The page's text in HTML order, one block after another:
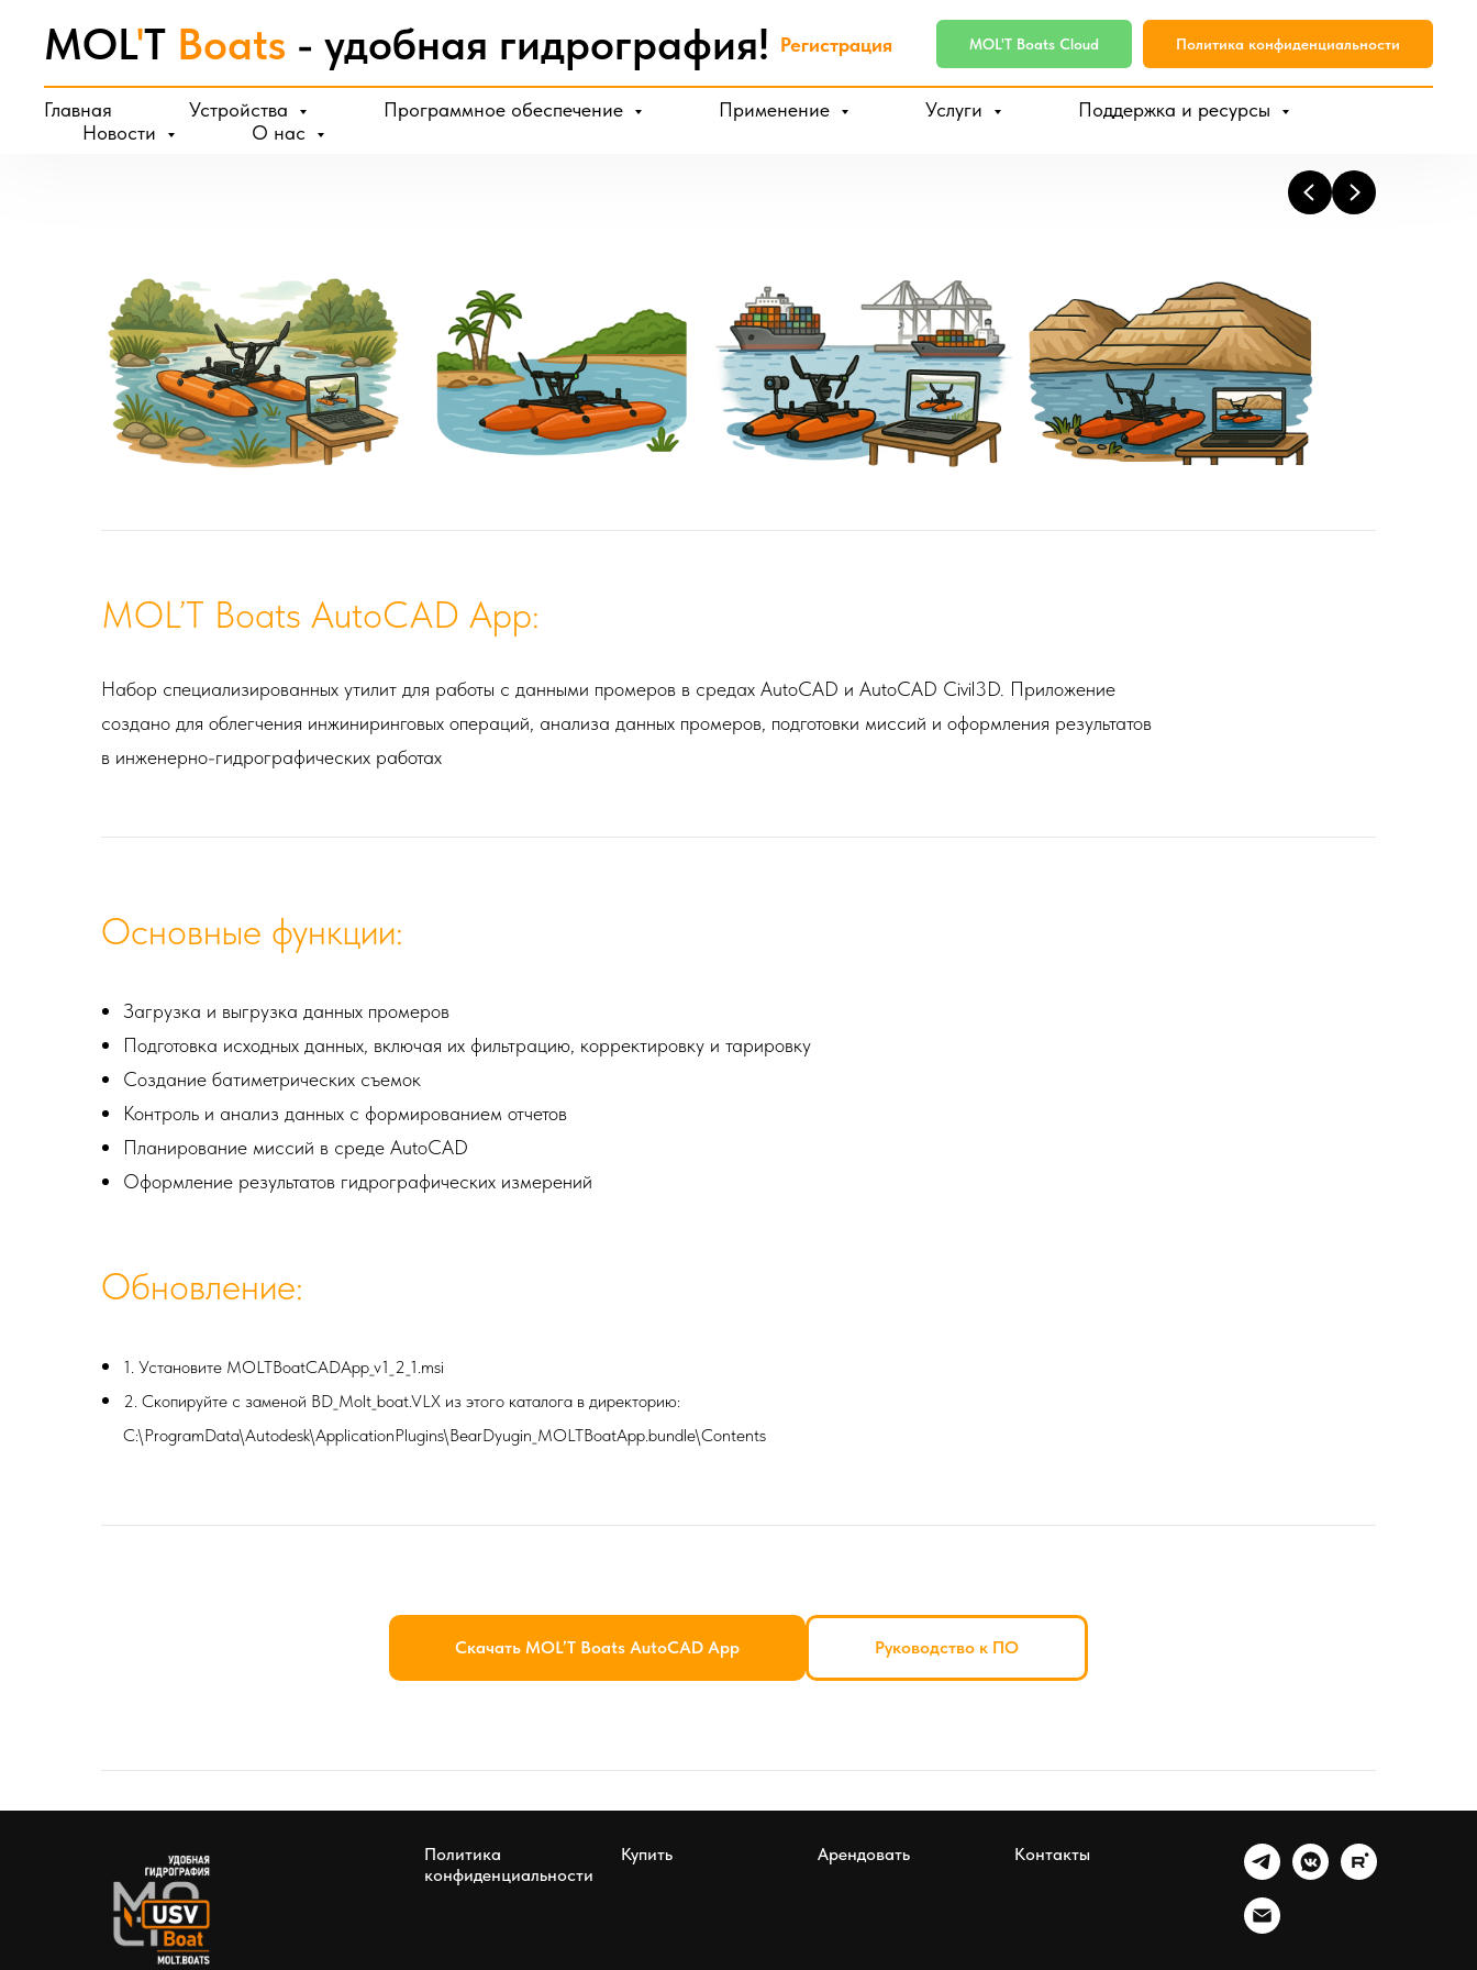
MOL'T Boats - удобная гидрография! Регистрация MOL'T Boats Cloud Политика конфиденциальности
Главная Устройства Программное обеспечение Применение Услуги
Поддержка и ресурсы
Новости
О нас
MOL’T Boats AutoCAD App:
Набор специализированных утилит для работы с данными промеров в средах AutoCAD и AutoCAD Civil3D. Приложение
создано для облегчения инжиниринговых операций, анализа данных промеров, подготовки миссий и оформления результатов
в инженерно-гидрографических работах
Основные функции:
Загрузка и выгрузка данных промеров
Подготовка исходных данных, включая их фильтрацию, корректировку и тарировку
Создание батиметрических съемок
Контроль и анализ данных с формированием отчетов
Планирование миссий в среде AutoCAD
Оформление результатов гидрографических измерений
Обновление:
1. Установите MOLTBoatCADApp_v1_2_1.msi
2. Скопируйте с заменой BD_Molt_boat.VLX из этого каталога в директорию:
C:\ProgramData\Autodesk\ApplicationPlugins\BearDyugin_MOLTBoatApp.bundle\Contents
Скачать MOL’T Boats AutoCAD App Руководство к ПО
Политика
конфиденциальности
Купить Арендовать Контакты